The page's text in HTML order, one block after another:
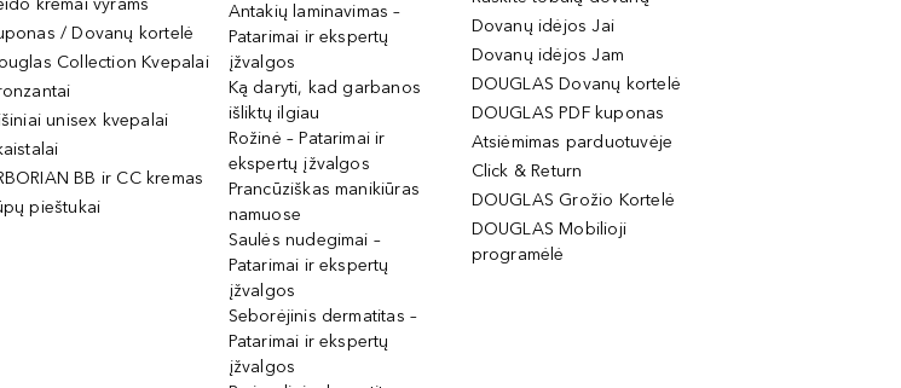
kremai vyrams
/ Dovanų kortelė
Collection Kvepalai
unisex kvepalai
BB ir CC kremas
pieštukai
Antakių laminavimas –
Patarimai ir ekspertų
įžvalgos
Ką daryti, kad garbanos
išliktų ilgiau
Rožinė – Patarimai ir
ekspertų įžvalgos
Prancūziškas manikiūras
namuose
Saulės nudegimai –
Patarimai ir ekspertų
įžvalgos
Seborėjinis dermatitas –
Patarimai ir ekspertų
įžvalgos
Dovanų idėjos Jai
Dovanų idėjos Jam
DOUGLAS Dovanų kortelė
DOUGLAS PDF kuponas
Atsiėmimas parduotuvėje
Click & Return
DOUGLAS Grožio Kortelė
DOUGLAS Mobilioji
programėlė